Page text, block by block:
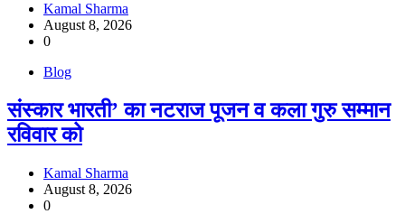
Kamal Sharma
August 8, 2026
0
Blog
संस्कार भारती’ का नटराज पूजन व कला गुरु सम्मान
रविवार को
Kamal Sharma
August 8, 2026
0